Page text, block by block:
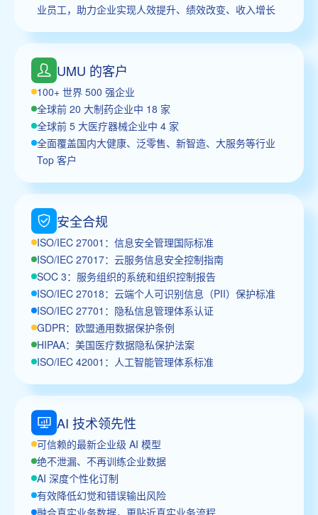
业员工，助力企业实现人效提升、绩效改变、收入增长
UMU 的客户
100+ 世界 500 强企业
全球前 20 大制药企业中 18 家
全球前 5 大医疗器械企业中 4 家
全面覆盖国内大健康、泛零售、新智造、大服务等行业
Top 客户
安全合规
ISO/IEC 27001：信息安全管理国际标准
ISO/IEC 27017：云服务信息安全控制指南
SOC 3：服务组织的系统和组织控制报告
ISO/IEC 27018：云端个人可识别信息（PII）保护标准
ISO/IEC 27701：隐私信息管理体系认证
GDPR：欧盟通用数据保护条例
HIPAA：美国医疗数据隐私保护法案
ISO/IEC 42001：人工智能管理体系标准
AI 技术领先性
可信赖的最新企业级 AI 模型
绝不泄漏、不再训练企业数据
AI 深度个性化订制
有效降低幻觉和错误输出风险
融合真实业务数据，更贴近真实业务流程